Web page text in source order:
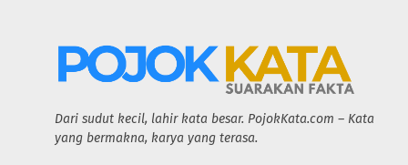
Dari sudut kecil, lahir kata besar. PojokKata.com – Kata
yang bermakna, karya yang terasa.